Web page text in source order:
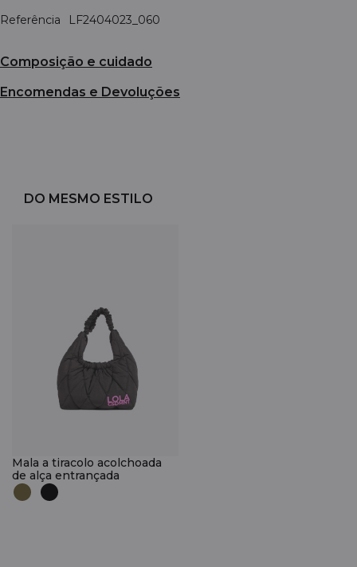
Referência
LF2404023_060
Composição e cuidado
Encomendas e Devoluções
DO MESMO ESTILO
Mala a tiracolo acolchoada
de alça entrançada